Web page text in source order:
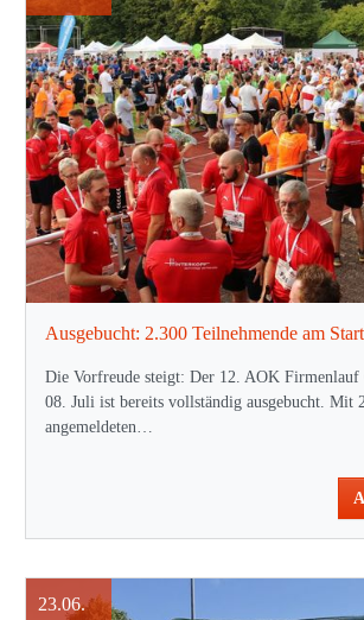
Die Vorfreude steigt: Der 12. AOK Firmenlauf
08. Juli ist bereits vollständig ausgebucht. Mit
angemeldeten…
23.06.